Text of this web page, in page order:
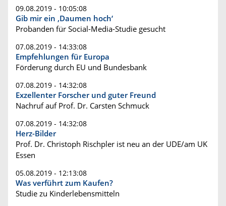
09.08.2019 - 10:05:08
Gib mir ein ‚Daumen hoch‘
Probanden für Social-Media-Studie gesucht
07.08.2019 - 14:33:08
Empfehlungen für Europa
Förderung durch EU und Bundesbank
07.08.2019 - 14:32:08
Exzellenter Forscher und guter Freund
Nachruf auf Prof. Dr. Carsten Schmuck
07.08.2019 - 14:32:08
Herz-Bilder
Prof. Dr. Christoph Rischpler ist neu an der UDE/am UK
Essen
05.08.2019 - 12:13:08
Was verführt zum Kaufen?
Studie zu Kinderlebensmitteln